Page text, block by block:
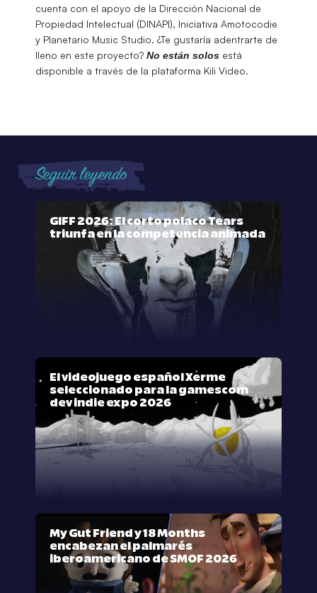
cuenta con el apoyo de la Dirección Nacional de
Propiedad Intelectual (DINAPI), Iniciativa Amotocodie
y Planetario Music Studio. ¿Te gustaría adentrarte de
lleno en este proyecto? No están solos está
disponible a través de la plataforma Kili Video.
Seguir leyendo
GIFF 2026: El corto polaco Tears
triunfa en la competencia animada
El videojuego español Xerme
seleccionado para la gamescom
dev indie expo 2026
My Gut Friend y 18 Months
encabezan el palmarés
iberoamericano de SMOF 2026